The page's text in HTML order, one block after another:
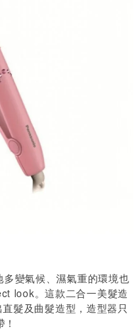
變氣候、濕氣重的環境也
look。這款二合一美髮造
髮及曲髮造型，造型器只